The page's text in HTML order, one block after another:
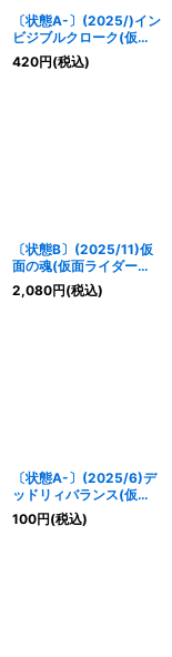
〔状態A-〕(2025/)イン
ビジブルクローク(仮面
ライダーダークカブトイ
ラスト)【R】{BS01-
420円(税込)
〔状態B〕(2025/11)仮
面の魂(仮面ライダーエ
ボルイラスト)【CP】
{CB30-CP04}《多》
2,080円(税込)
〔状態A-〕(2025/6)デ
ッドリィバランス(仮面
ライダーXギーツイラス
ト)【C】{BSC22-124}
100円(税込)